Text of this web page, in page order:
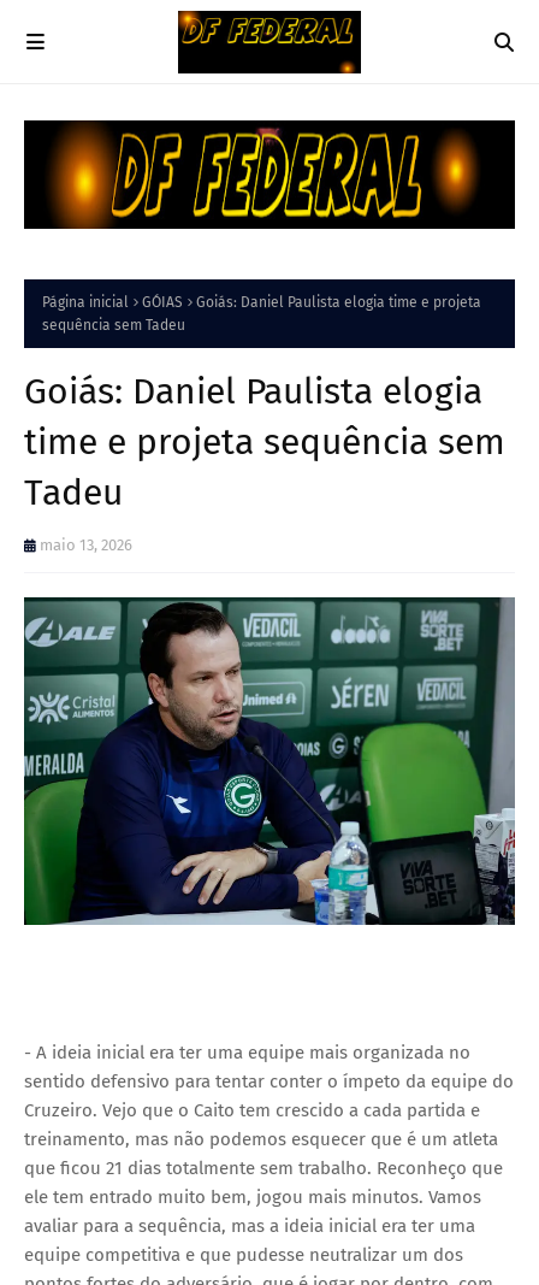
Página inicial GÓIAS
Goiás: Daniel Paulista elogia time e projeta
sequência sem Tadeu
Goiás: Daniel Paulista elogia
time e projeta sequência sem
Tadeu
maio 13, 2026
- A ideia inicial era ter uma equipe mais organizada no
sentido defensivo para tentar conter o ímpeto da equipe do
Cruzeiro. Vejo que o Caito tem crescido a cada partida e
treinamento, mas não podemos esquecer que é um atleta
que ficou 21 dias totalmente sem trabalho. Reconheço que
ele tem entrado muito bem, jogou mais minutos. Vamos
avaliar para a sequência, mas a ideia inicial era ter uma
equipe competitiva e que pudesse neutralizar um dos